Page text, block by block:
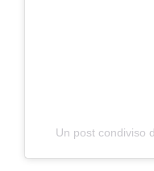
Un post condiviso